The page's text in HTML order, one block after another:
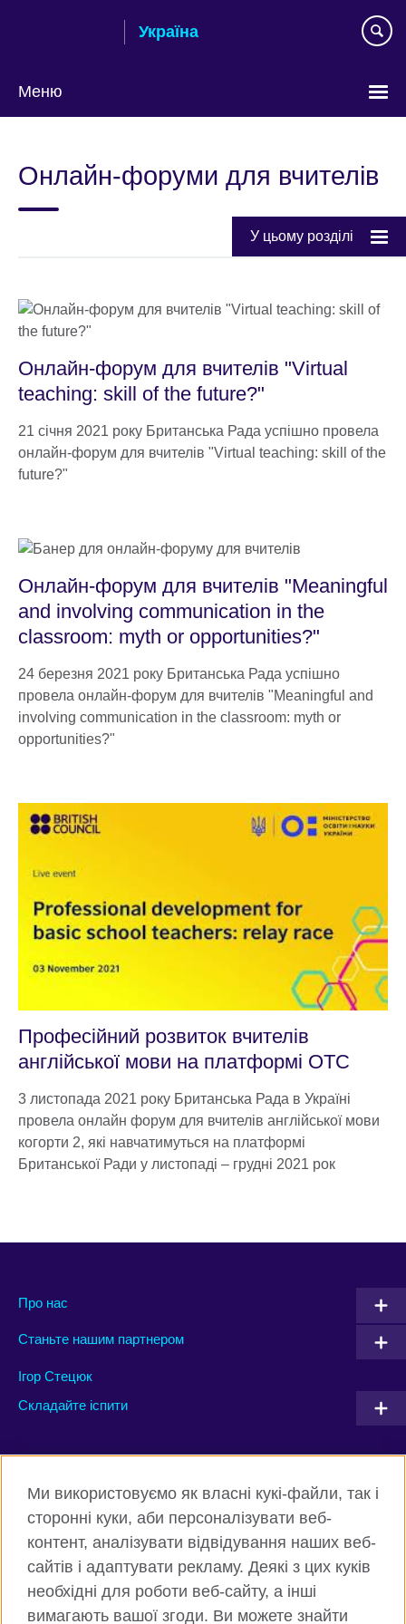
Україна
Меню
language
Онлайн-форуми для вчителів
У цьому розділі
Онлайн-форум для вчителів "Virtual
teaching: skill of the future?"
21 січня 2021 року Британська Рада успішно провела
онлайн-форум для вчителів "Virtual teaching: skill of the
future?"
Онлайн-форум для вчителів "Meaningful
and involving communication in the
classroom: myth or opportunities?"
24 березня 2021 року Британська Рада успішно
провела онлайн-форум для вчителів "Meaningful and
involving communication in the classroom: myth or
opportunities?"
Професійний розвиток вчителів
англійської мови на платформі ОТС
3 листопада 2021 року Британська Рада в Україні
провела онлайн форум для вчителів англійської мови
когорти 2, які навчатимуться на платформі
Британської Ради у листопаді – грудні 2021 рок
Про нас
Станьте нашим партнером
Ігор Стецюк
Складайте іспити
Connect with us
Facebook Twitter
Instagram Flickr
TikTok YouTube
Ми використовуємо як власні кукі-файли, так і
сторонні куки, аби персоналізувати веб-
контент, аналізувати відвідування наших веб-
сайтів і адаптувати рекламу. Деякі з цих куків
необхідні для роботи веб-сайту, а інші
вимагають вашої згоди. Ви можете знайти